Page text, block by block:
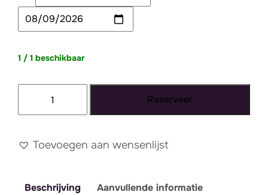
1 / 1 beschikbaar
XXL
Reserveer
Toevoegen aan wensenlijst
Beschrijving Aanvullende informatie